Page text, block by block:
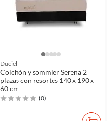
Duciel
Colchón y sommier Serena 2
plazas con resortes 140 x 190 x
60 cm
(0)